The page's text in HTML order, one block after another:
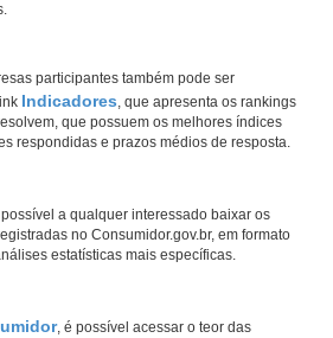
participantes também pode ser
Indicadores, que apresenta os rankings
que possuem os melhores índices
respondidas e prazos médios de resposta.
possível a qualquer interessado baixar os
no Consumidor.gov.br, em formato
estatísticas mais específicas.
, é possível acessar o teor das